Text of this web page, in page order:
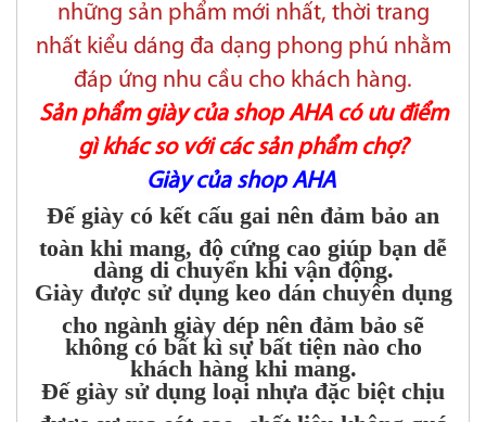
những sản phẩm mới nhất, thời trang
nhất kiểu dáng đa dạng phong phú nhằm
đáp ứng nhu cầu cho khách hàng.
Sản phẩm giày của shop AHA có ưu điểm
gì khác so với các sản phẩm chợ?
Giày của shop AHA
Đế giày có kết cấu gai nên đảm bảo an
toàn khi mang, độ cứng cao giúp bạn dễ
dàng di chuyển khi vận động.
Giày được sử dụng keo dán chuyên dụng
cho ngành giày dép nên đảm bảo sẽ
không có bất kì sự bất tiện nào cho
khách hàng khi mang.
Đế giày sử dụng loại nhựa đặc biệt chịu
được sự ma sát cao, chất liệu không quá